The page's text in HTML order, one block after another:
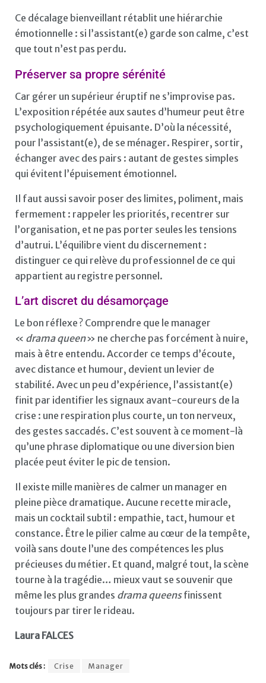
Ce décalage bienveillant rétablit une hiérarchie
émotionnelle : si l’assistant(e) garde son calme, c’est
que tout n’est pas perdu.
Préserver sa propre sérénité
Car gérer un supérieur éruptif ne s’improvise pas.
L’exposition répétée aux sautes d’humeur peut être
psychologiquement épuisante. D’où la nécessité,
pour l’assistant(e), de se ménager. Respirer, sortir,
échanger avec des pairs : autant de gestes simples
qui évitent l’épuisement émotionnel.
Il faut aussi savoir poser des limites, poliment, mais
fermement : rappeler les priorités, recentrer sur
l’organisation, et ne pas porter seules les tensions
d’autrui. L’équilibre vient du discernement :
distinguer ce qui relève du professionnel de ce qui
appartient au registre personnel.
L’art discret du désamorçage
Le bon réflexe ? Comprendre que le manager
« drama queen» ne cherche pas forcément à nuire,
mais à être entendu. Accorder ce temps d’écoute,
avec distance et humour, devient un levier de
stabilité. Avec un peu d’expérience, l’assistant(e)
finit par identifier les signaux avant-coureurs de la
crise : une respiration plus courte, un ton nerveux,
des gestes saccadés. C’est souvent à ce moment-là
qu’une phrase diplomatique ou une diversion bien
placée peut éviter le pic de tension.
Il existe mille manières de calmer un manager en
pleine pièce dramatique. Aucune recette miracle,
mais un cocktail subtil : empathie, tact, humour et
constance. Être le pilier calme au cœur de la tempête,
voilà sans doute l’une des compétences les plus
précieuses du métier. Et quand, malgré tout, la scène
tourne à la tragédie… mieux vaut se souvenir que
même les plus grandes drama queensfinissent
toujours par tirer le rideau.
Laura FALCES
Mots clés : Crise Manager